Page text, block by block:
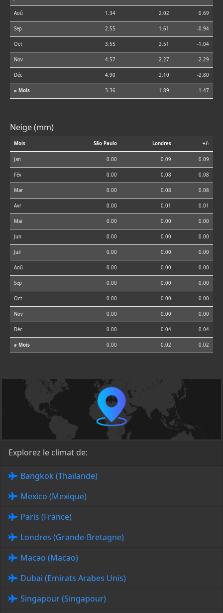
Aoû 1.34 2.02 0.69
Sep 2.55 1.61 -0.94
Oct 3.55 2.51 -1.04
Nov 4.57 2.27 -2.29
Déc 4.90 2.10 -2.80
⌀ Mois 3.36 1.89 -1.47
Neige (mm)
Mois São Paulo Londres +/-
Jan 0.00 0.09 0.09
Fév 0.00 0.08 0.08
Mar 0.00 0.08 0.08
Avr 0.00 0.01 0.01
Mai 0.00 0.00 0.00
Jun 0.00 0.00 0.00
Juil 0.00 0.00 0.00
Aoû 0.00 0.00 0.00
Sep 0.00 0.00 0.00
Oct 0.00 0.00 0.00
Nov 0.00 0.00 0.00
Déc 0.00 0.04 0.04
⌀ Mois 0.00 0.02 0.02
Explorez le climat de:
Bangkok (Thaïlande)
Mexico (Mexique)
Paris (France)
Londres (Grande-Bretagne)
Macao (Macao)
Dubai (Emirats Arabes Unis)
Singapour (Singapour)